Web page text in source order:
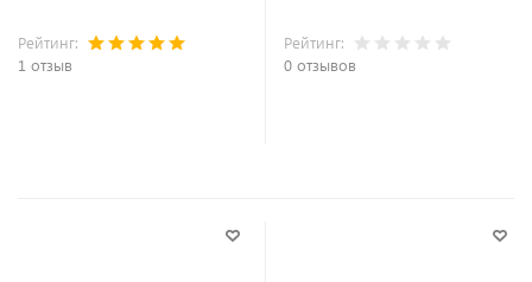
Рейтинг:
1 отзыв
Рейтинг:
0 отзывов